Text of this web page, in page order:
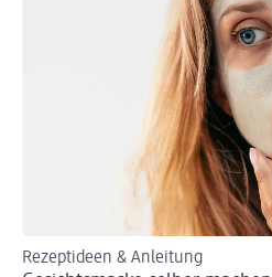
Rezeptideen & Anleitung